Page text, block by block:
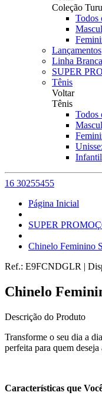
Coleção
Todos
Lançamentos
Linha Branca
SUPER
Tênis
Voltar
Tênis
Todos
Infantil
16 30255455
Página Inicial
SUPER
Chinelo Feminino
Ref.: E9FCNDGLR |
Chinelo
Descrição do Produto
Transforme o seu dia a
perfeita para quem
Características que